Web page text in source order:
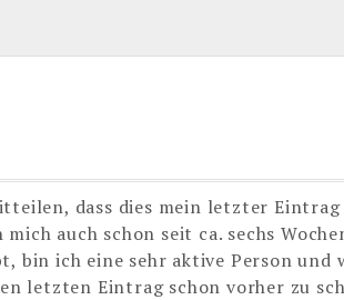
dass dies mein letzter
auch schon seit ca. sechs
ich eine sehr aktive Person und
letzten Eintrag schon vorher zu